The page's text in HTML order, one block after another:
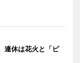
連休は花火と「ピ